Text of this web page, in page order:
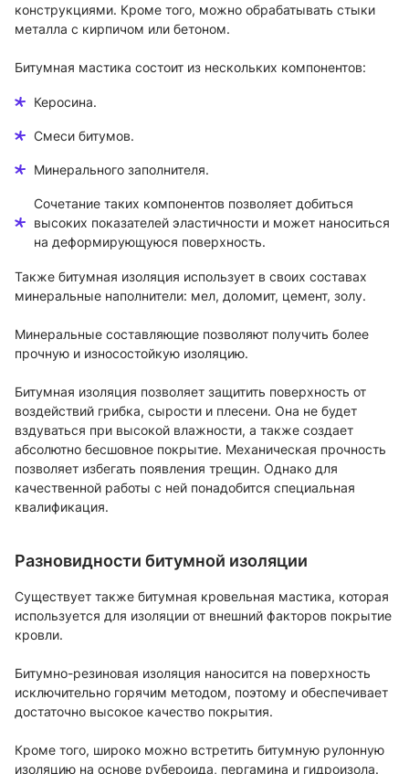
конструкциями. Кроме того, можно обрабатывать стыки
металла с кирпичом или бетоном.
Битумная мастика состоит из нескольких компонентов:
Керосина.
Смеси битумов.
Минерального заполнителя.
Сочетание таких компонентов позволяет добиться
высоких показателей эластичности и может наноситься
на деформирующуюся поверхность.
Также битумная изоляция использует в своих составах
минеральные наполнители: мел, доломит, цемент, золу.
Минеральные составляющие позволяют получить более
прочную и износостойкую изоляцию.
Битумная изоляция позволяет защитить поверхность от
воздействий грибка, сырости и плесени. Она не будет
вздуваться при высокой влажности, а также создает
абсолютно бесшовное покрытие. Механическая прочность
позволяет избегать появления трещин. Однако для
качественной работы с ней понадобится специальная
квалификация.
Разновидности битумной изоляции
Существует также битумная кровельная мастика, которая
используется для изоляции от внешний факторов покрытие
кровли.
Битумно-резиновая изоляция наносится на поверхность
исключительно горячим методом, поэтому и обеспечивает
достаточно высокое качество покрытия.
Кроме того, широко можно встретить битумную рулонную
изоляцию на основе рубероида, пергамина и гидроизола.